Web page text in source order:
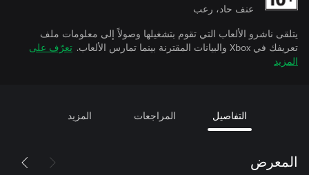
عنف حاد، رعب
يتلقى ناشرو الألعاب التي تقوم بتشغيلها وصولاً إلى معلومات ملف
تعريفك في Xbox والبيانات المقترنة بينما تمارس الألعاب.
تعرّف على
المزيد
التفاصيل المراجعات المزيد
المعرض